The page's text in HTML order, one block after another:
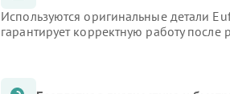
Используются оригинальные детали
гарантирует корректную работу